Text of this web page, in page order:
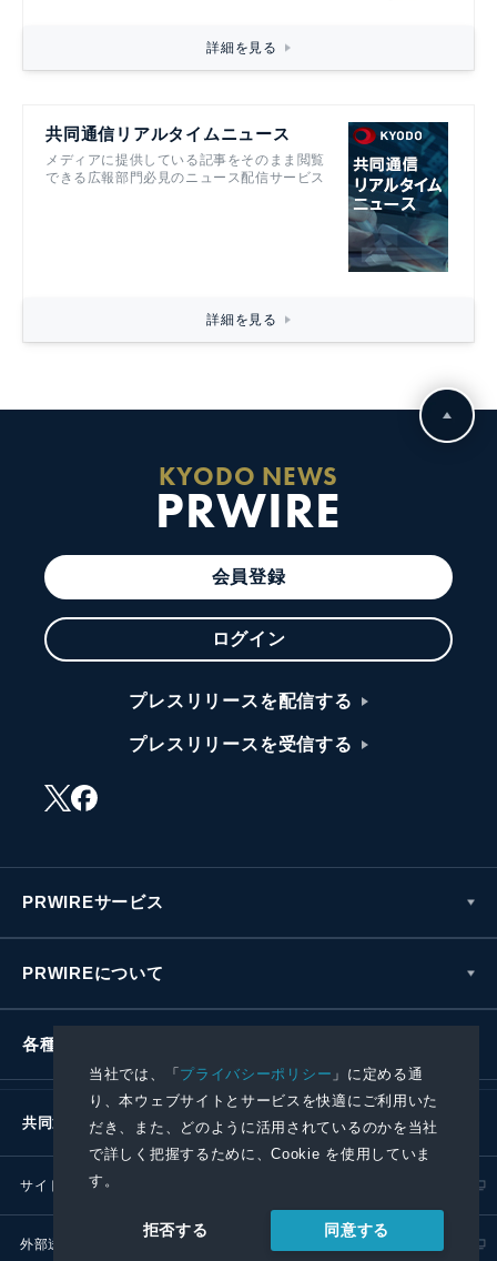
当社では、「プライバシーポリシー 」に定める通
り、本ウェブサイトとサービスを快適にご利用いた
だき、また、どのように活用されているのかを当社
で詳しく把握するために、Cookie を使用していま
す。
拒否する 同意する
詳細を見る
共同通信リアルタイムニュース
メディアに提供している記事をそのまま閲覧
できる広報部門必見のニュース配信サービス
詳細を見る
KYODO NEWS
PRWIRE
会員登録
ログイン
プレスリリースを配信する
プレスリリースを受信する
PRWIREサービス
PRWIREについて
各種お問い合わせ
共同通信社グループ
サイトポリシー
外部送信ポリシー